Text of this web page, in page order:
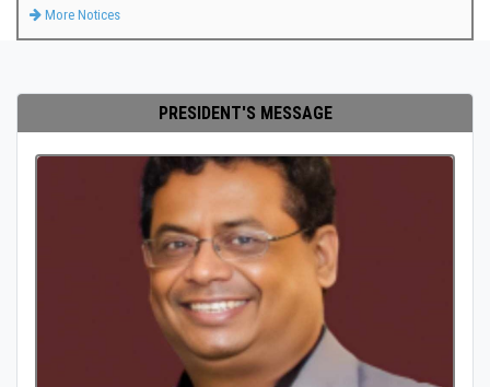
More Notices
PRESIDENT'S MESSAGE